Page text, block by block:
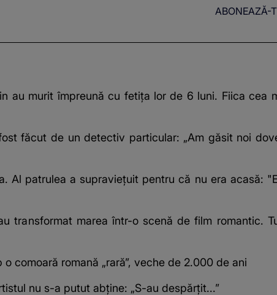
ABONEAZĂ-
au murit împreună cu fetița lor de 6 luni. Fiica cea
făcut de un detectiv particular: „Am găsit noi
Al patrulea a supraviețuit pentru că nu era acasă:
transformat marea într-o scenă de film romantic.
comoară romană „rară”, veche de 2.000 de ani
nu s-a putut abține: „S-au despărțit...”